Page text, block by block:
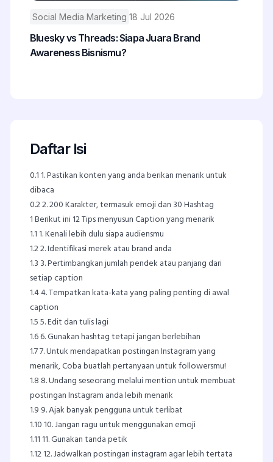
Social Media Marketing 18 Jul 2026
Bluesky vs Threads: Siapa Juara Brand
Awareness Bisnismu?
Daftar Isi
0.11. Pastikan konten yang anda berikan menarik untuk
dibaca
0.22. 200 Karakter, termasuk emoji dan 30 Hashtag
1Berikut ini 12 Tips menyusun Caption yang menarik
1.11. Kenali lebih dulu siapa audiensmu
1.22. Identifikasi merek atau brand anda
1.3 3. Pertimbangkan jumlah pendek atau panjang dari
setiap caption
1.44. Tempatkan kata-kata yang paling penting di awal
caption
1.55. Edit dan tulis lagi
1.66. Gunakan hashtag tetapi jangan berlebihan
1.77. Untuk mendapatkan postingan Instagram yang
menarik, Coba buatlah pertanyaan untuk followersmu!
1.8 8. Undang seseorang melalui mention untuk membuat
postingan Instagram anda lebih menarik
1.9 9. Ajak banyak pengguna untuk terlibat
1.1010. Jangan ragu untuk menggunakan emoji
1.1111. Gunakan tanda petik
1.1212. Jadwalkan postingan instagram agar lebih tertata